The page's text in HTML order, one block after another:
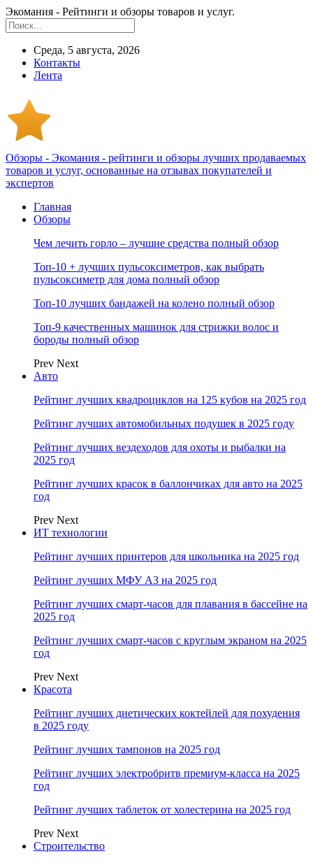
Экомания - Рейтинги и обзоры товаров и услуг.
Среда, 5 августа, 2026
Контакты
Лента
Обзоры - Экомания - рейтинги и обзоры лучших продаваемых
товаров и услуг, основанные на отзывах покупателей и
экспертов
Главная
Обзоры
Чем лечить горло – лучшие средства полный обзор
Топ-10 + лучших пульсоксиметров, как выбрать
пульсоксиметр для дома полный обзор
Топ-10 лучших бандажей на колено полный обзор
Топ-9 качественных машинок для стрижки волос и
бороды полный обзор
Prev Next
Авто
Рейтинг лучших квадроциклов на 125 кубов на 2025 год
Рейтинг лучших автомобильных подушек в 2025 году
Рейтинг лучших вездеходов для охоты и рыбалки на
2025 год
Рейтинг лучших красок в баллончиках для авто на 2025
год
Prev Next
ИТ технологии
Рейтинг лучших принтеров для школьника на 2025 год
Рейтинг лучших МФУ А3 на 2025 год
Рейтинг лучших смарт-часов для плавания в бассейне на
2025 год
Рейтинг лучших смарт-часов с круглым экраном на 2025
год
Prev Next
Красота
Рейтинг лучших диетических коктейлей для похудения
в 2025 году
Рейтинг лучших тампонов на 2025 год
Рейтинг лучших электробритв премиум-класса на 2025
год
Рейтинг лучших таблеток от холестерина на 2025 год
Prev Next
Строительство